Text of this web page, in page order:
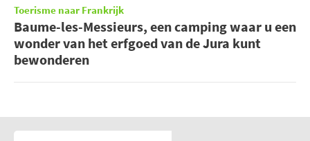
Toerisme naar Frankrijk
Baume-les-Messieurs, een camping waar u een
wonder van het erfgoed van de Jura kunt
bewonderen